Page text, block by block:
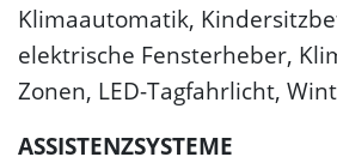
Klimaautomatik,
elektrische Fensterheber,
Zonen, LED-Tagfahrlicht,
ASSISTENZSYSTEME